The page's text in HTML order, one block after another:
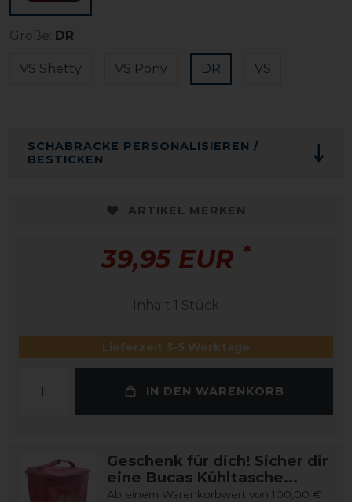
Größe: DR
VS Shetty VS Pony DR VS
SCHABRACKE PERSONALISIEREN /
BESTICKEN
ARTIKEL MERKEN
39,95 EUR *
Inhalt 1 Stück
Lieferzeit 3-5 Werktage
IN DEN WARENKORB
Geschenk für dich! Sicher dir
eine Bucas Kühltasche...
Ab einem Warenkorbwert von 100,00 €